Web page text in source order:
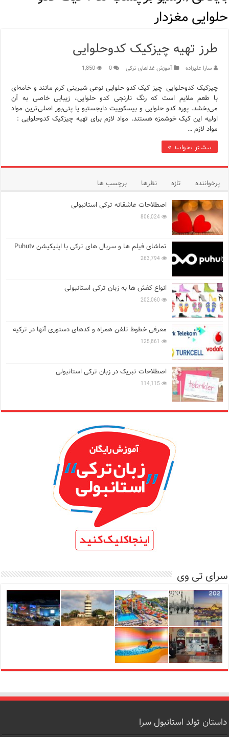
اپلیکیشن KarDes؛ راهنمای رایگان کشف تاریخ و فرهنگ پنهان ترکیه
12 اشتباه رایج در دریافت شهروندی ترکیه از طریق خرید ملک
ویژگی‌های منفی شخصیت در زبان ترکی استانبولی
ویژگی‌های مثبت شخصیت در زبان ترکی استانبولی
موزه افسانه‌های کارتال استانبول؛ سفری به دنیای قصه‌ها در
حلوایی مغزدار
طرز تهیه چیزکیک کدوحلوایی
سارا علیزاده آموزش غذاهای ترکی 0
1,850
چیزکیک کدوحلوایی چیز کیک کدو حلوایی نوعی شیرینی کرم مانند و خامه‌ای
با طعم ملایم است که رنگ نارنجی کدو حلوایی، زیبایی خاصی به آن
می‌بخشد. پوره کدو حلوایی و بیسکوییت دایجستیو یا پتی‌بور اصلی‌ترین مواد
اولیه این کیک خوشمزه هستند. مواد لازم برای تهیه چیزکیک کدوحلوایی :
مواد لازم …
بیشتر بخوانید »
پرخواننده تازه نظرها
برچسب ها
اصطلاحات عاشقانه ترکی استانبولی
806,024
تماشای فیلم ها و سریال های ترکی با اپلیکیشن Puhutv
263,794
انواع کفش ها به زبان ترکی استانبولی
202,060
معرفی خطوط تلفن همراه و کدهای دستوری آنها در ترکیه
125,861
اصطلاحات تبریک در زبان ترکی استانبولی
114,115
سرای تی وی
داستان تولد استانبول سرا